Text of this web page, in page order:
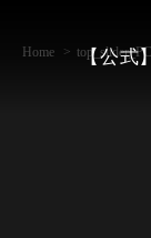
【公式
Home